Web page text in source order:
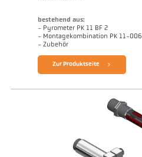
bestehend aus:
- Pyrometer PK 11 BF 2
- Montagekombination PK 11-006
- Zubehör
Zur Produktseite